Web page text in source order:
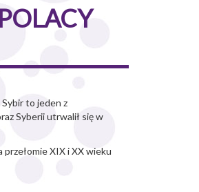
Sybir to jeden z
Syberii utrwalił się w
XIX i XX wieku